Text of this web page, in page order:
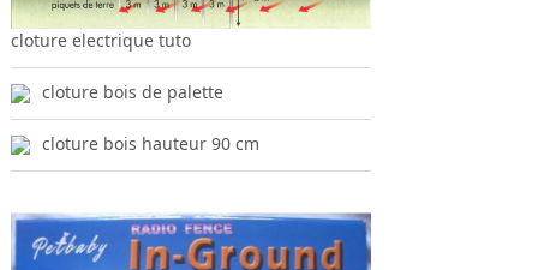
cloture electrique tuto
cloture bois de palette
cloture bois hauteur 90 cm